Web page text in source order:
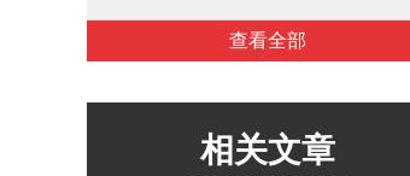
查看全部
相关文章